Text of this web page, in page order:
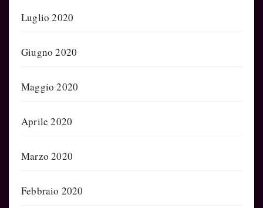
Luglio 2020
Giugno 2020
Maggio 2020
Aprile 2020
Marzo 2020
Febbraio 2020